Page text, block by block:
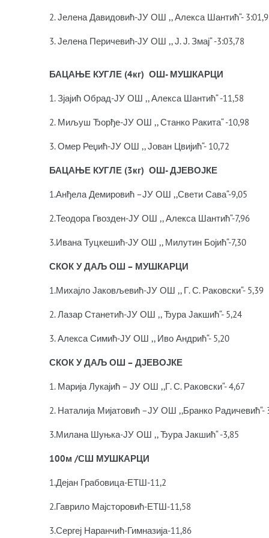
2. Јелена Давидовић-ЈУ ОШ ,, Алекса Шантић“-
3. Јелена Перичевић-ЈУ ОШ ,, Ј. Ј. Змај“ -3:03,78
БАЦАЊЕ КУГЛЕ (4кг) ОШ- МУШКАРЦИ
1. Зјајић Обрад-ЈУ ОШ ,, Алекса Шантић“ -11,58
2. Миљуш Ђорђе-ЈУ ОШ ,, Станко Ракита“ -10,98
3. Омер Реџић-ЈУ ОШ ,, Јован Цвијић“- 10,72
БАЦАЊЕ КУГЛЕ (3кг) ОШ- ДЈЕВОЈКЕ
1.Анђела Демировић –ЈУ ОШ ,,Свети Сава“-9,05
2.Теодора Гвозден-ЈУ ОШ ,, Алекса Шантић“-7,96
3.Ивана Туцкешић-ЈУ ОШ ,, Милутин Бојић“-7,30
СКОК У ДАЉ ОШ – МУШКАРЦИ
1.Михајло Јаковљевић-ЈУ ОШ ,, Г. С. Раковски“- 5,39
2. Лазар Станетић-ЈУ ОШ ,, Ђура Јакшић“- 5,24
3. Алекса Симић-ЈУ ОШ ,, Иво Андрић“- 5,20
СКОК У ДАЉ ОШ – ДЈЕВОЈКЕ
1. Марија Лукајић – ЈУ ОШ ,,Г. С. Раковски“- 4,67
2. Наталија Мијатовић –ЈУ ОШ ,,Бранко Радичевић“-
3.Милана Шуњка-ЈУ ОШ ,, Ђура Јакшић“ -3,85
100м /СШ МУШКАРЦИ
1.Дејан Грабовица-ЕТШ-11,2
2.Гаврило Мајсторовић-ЕТШ-11,58
3.Сергеј Наранчић-Гимназија-11,86